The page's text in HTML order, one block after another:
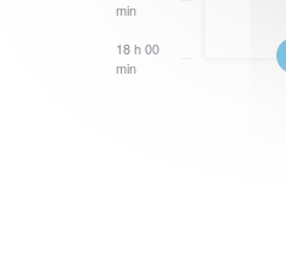
min
18 h 00
min